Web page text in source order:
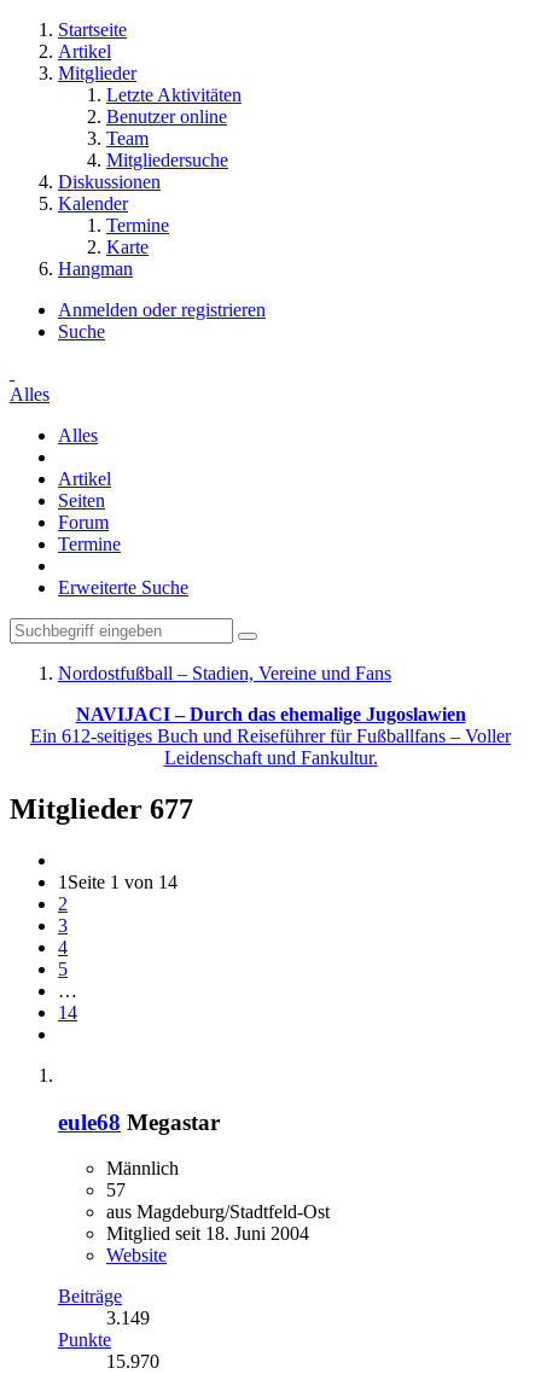
Startseite
Artikel
Mitglieder
Letzte Aktivitäten
Benutzer online
Team
Mitgliedersuche
Diskussionen
Kalender
Termine
Karte
Hangman
Anmelden oder registrieren
Suche
Alles
Alles
Artikel
Seiten
Forum
Termine
Erweiterte Suche
Nordostfußball – Stadien, Vereine und Fans
NAVIJACI – Durch das ehemalige Jugoslawien
Ein 612-seitiges Buch und Reiseführer für Fußballfans – Voller
Leidenschaft und Fankultur.
Mitglieder 677
1 Seite 1 von 14
2
3
4
5
…
14
eule68 Megastar
Männlich
57
aus Magdeburg/Stadtfeld-Ost
Mitglied seit 18. Juni 2004
Website
Beiträge
3.149
Punkte
15.970